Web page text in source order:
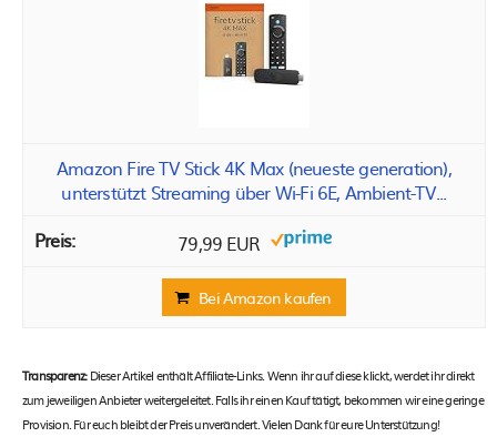
Amazon Fire TV Stick 4K Max (neueste generation),
unterstützt Streaming über Wi-Fi 6E, Ambient-TV...
79,99 EUR
Bei Amazon kaufen
Transparenz:Dieser Artikel enthält Affiliate-Links. Wenn ihr auf diese klickt, werdet ihr direkt
zum jeweiligen Anbieter weitergeleitet. Falls ihr einen Kauf tätigt, bekommen wir eine geringe
Provision. Für euch bleibt der Preis unverändert. Vielen Dank für eure Unterstützung!